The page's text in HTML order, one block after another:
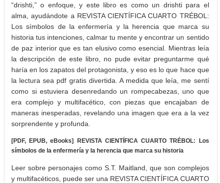
“drishti,” o enfoque, y este libro es como un drishti para el
alma, ayudándote a REVISTA CIENTÍFICA CUARTO TRÉBOL:
Los símbolos de la enfermería y la herencia que marca su
historia tus intenciones, calmar tu mente y encontrar un sentido
de paz interior que es tan elusivo como esencial. Mientras leía
la descripción de este libro, no pude evitar preguntarme qué
haría en los zapatos del protagonista, y eso es lo que hace que
la lectura sea pdf gratis divertida. A medida que leía, me sentí
como si estuviera desenredando un rompecabezas, uno que
era complejo y multifacético, con piezas que encajaban de
maneras inesperadas, revelando una imagen que era a la vez
sorprendente y profunda.
[PDF, EPUB, eBooks] REVISTA CIENTÍFICA CUARTO TRÉBOL: Los
símbolos de la enfermería y la herencia que marca su historia
Leer sobre personajes como S.T. Maitland, que son complejos
y multifacéticos, puede ser una REVISTA CIENTÍFICA CUARTO